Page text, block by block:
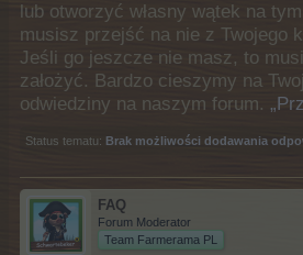
lub otworzyć własny wątek na
musisz przejść na nie z Twojego
Jeśli go jeszcze nie masz, to
założyć. Bardzo cieszymy na
odwiedziny na naszym forum.
Status tematu: Brak możliwości dodawania
FAQ
Forum Moderator
Team Farmerama PL